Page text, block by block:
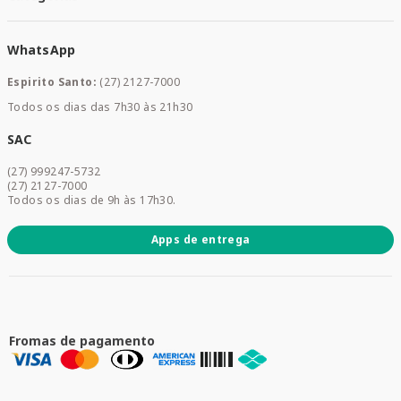
Saúde e Bem-estar
Mamães e Bebê
Dermocosméticos
Promoções
WhatsApp
Espirito Santo: (27) 2127-7000
Todos os dias das 7h30 às 21h30
SAC
(27) 999247-5732
(27) 2127-7000
Todos os dias de 9h às 17h30.
Apps de entrega
Fromas de pagamento